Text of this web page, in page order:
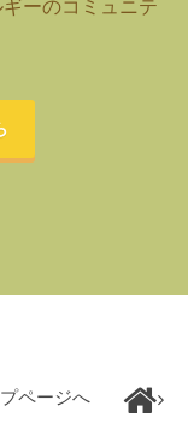
ーのコミュニテ
プページへ